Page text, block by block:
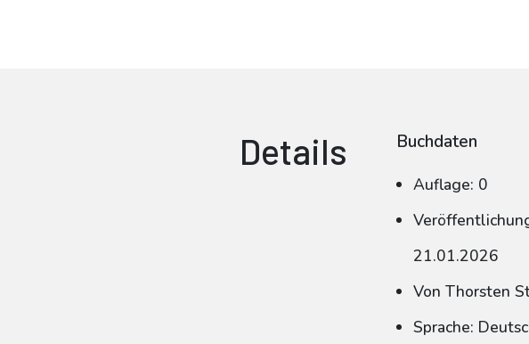
Details Buchdaten
Auflage: 0
21.01.2026
Von Thorsten
Sprache: